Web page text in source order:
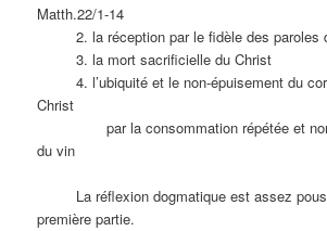
Matth.22/1-14
2. la réception par le fidèle des paroles
3. la mort sacrificielle du Christ
4. l’ubiquité et le non-épuisement du
Christ
par la consommation répétée et
du vin
La réflexion dogmatique est assez
première partie.